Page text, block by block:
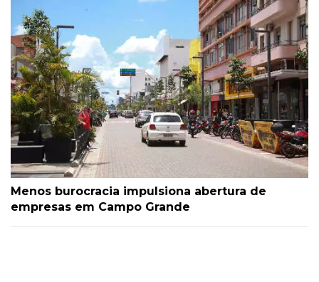
Menos burocracia impulsiona abertura de
empresas em Campo Grande